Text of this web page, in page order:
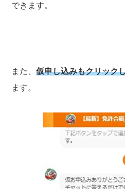
できます。
また、仮申し込みもクリック
ます。